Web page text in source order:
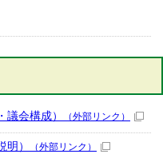
会構成） （外部リンク）
） （外部リンク）